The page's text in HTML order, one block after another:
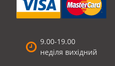
9.00-19.00
неділя вихідний